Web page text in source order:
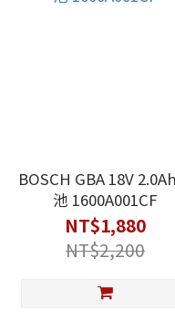
BOSCH GBA 18V
池 1600A001CF
NT$1,880
NT$2,200